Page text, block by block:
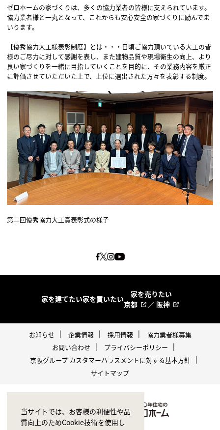
ゼロホームの家づくりは、多くの協力業者の皆様に支えられています。
協力業者様と一丸となって、これからも安心安全の家づくりに励んでま
いります。
【優秀協力大工様表彰制度】とは・・・日頃ご協力頂いている大工の皆
様のご尽力に対して感謝を表し、また建物品質や現場衛生の向上、より
良い家づくりを一緒に目指していくことを目的に、その業務内容を厳正
に評価させていただいた上で、上位に選出された方々を表彰する制度。
第二回優秀協力大工賞表彰式の様子
家を建てたい家を買いたい
家を売りたい
京都
／ 阪神
お知らせ 企業情報 採用情報
協力業者様募集
お問い合わせ
プライバシーポリシー
京阪グループ カスタマーハラスメントに対する基本方針
サイトマップ
当サイトでは、お客様の利便性や品
質向上のためCookie技術を使用し